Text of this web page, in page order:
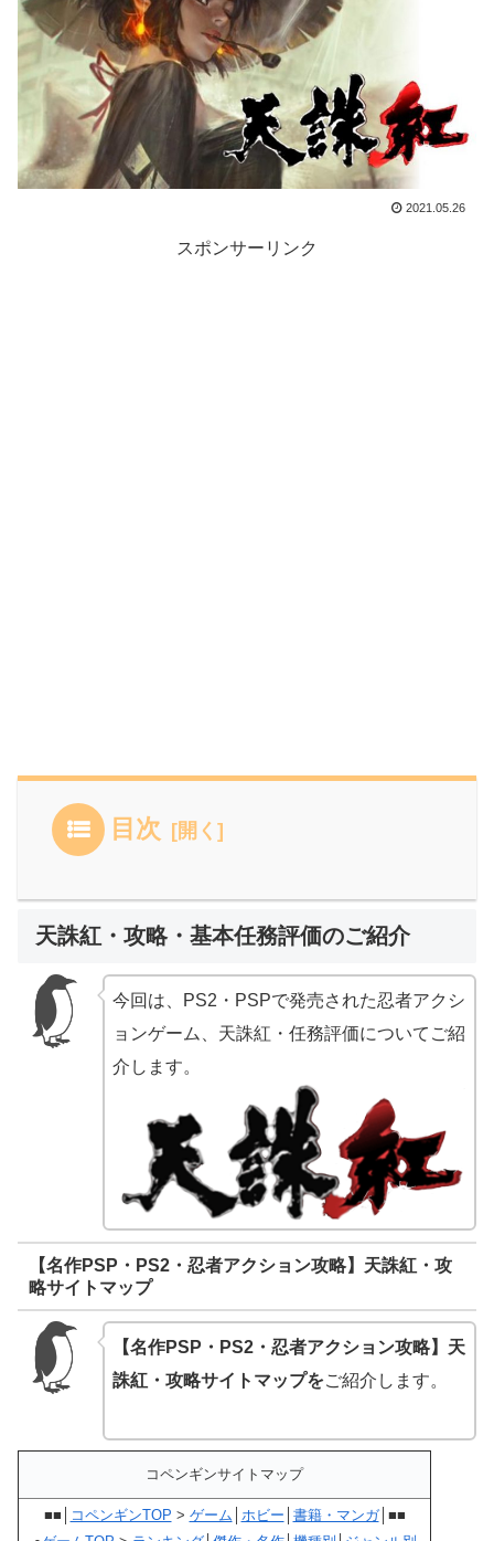
2021.05.26
スポンサーリンク
目次
天誅紅・攻略・基本任務評価のご紹介
今回は、PS2・PSPで発売された忍者アクシ
ョンゲーム、天誅紅・任務評価についてご紹
介します。
【名作PSP・PS2・忍者アクション攻略】天誅紅・攻
略サイトマップ
【名作PSP・PS2・忍者アクション攻略】天
誅紅・攻略サイトマップをご紹介します。
コペンギンサイトマップ
■■│ コペンギンTOP > ゲーム ホビー 書籍・マンガ│■■